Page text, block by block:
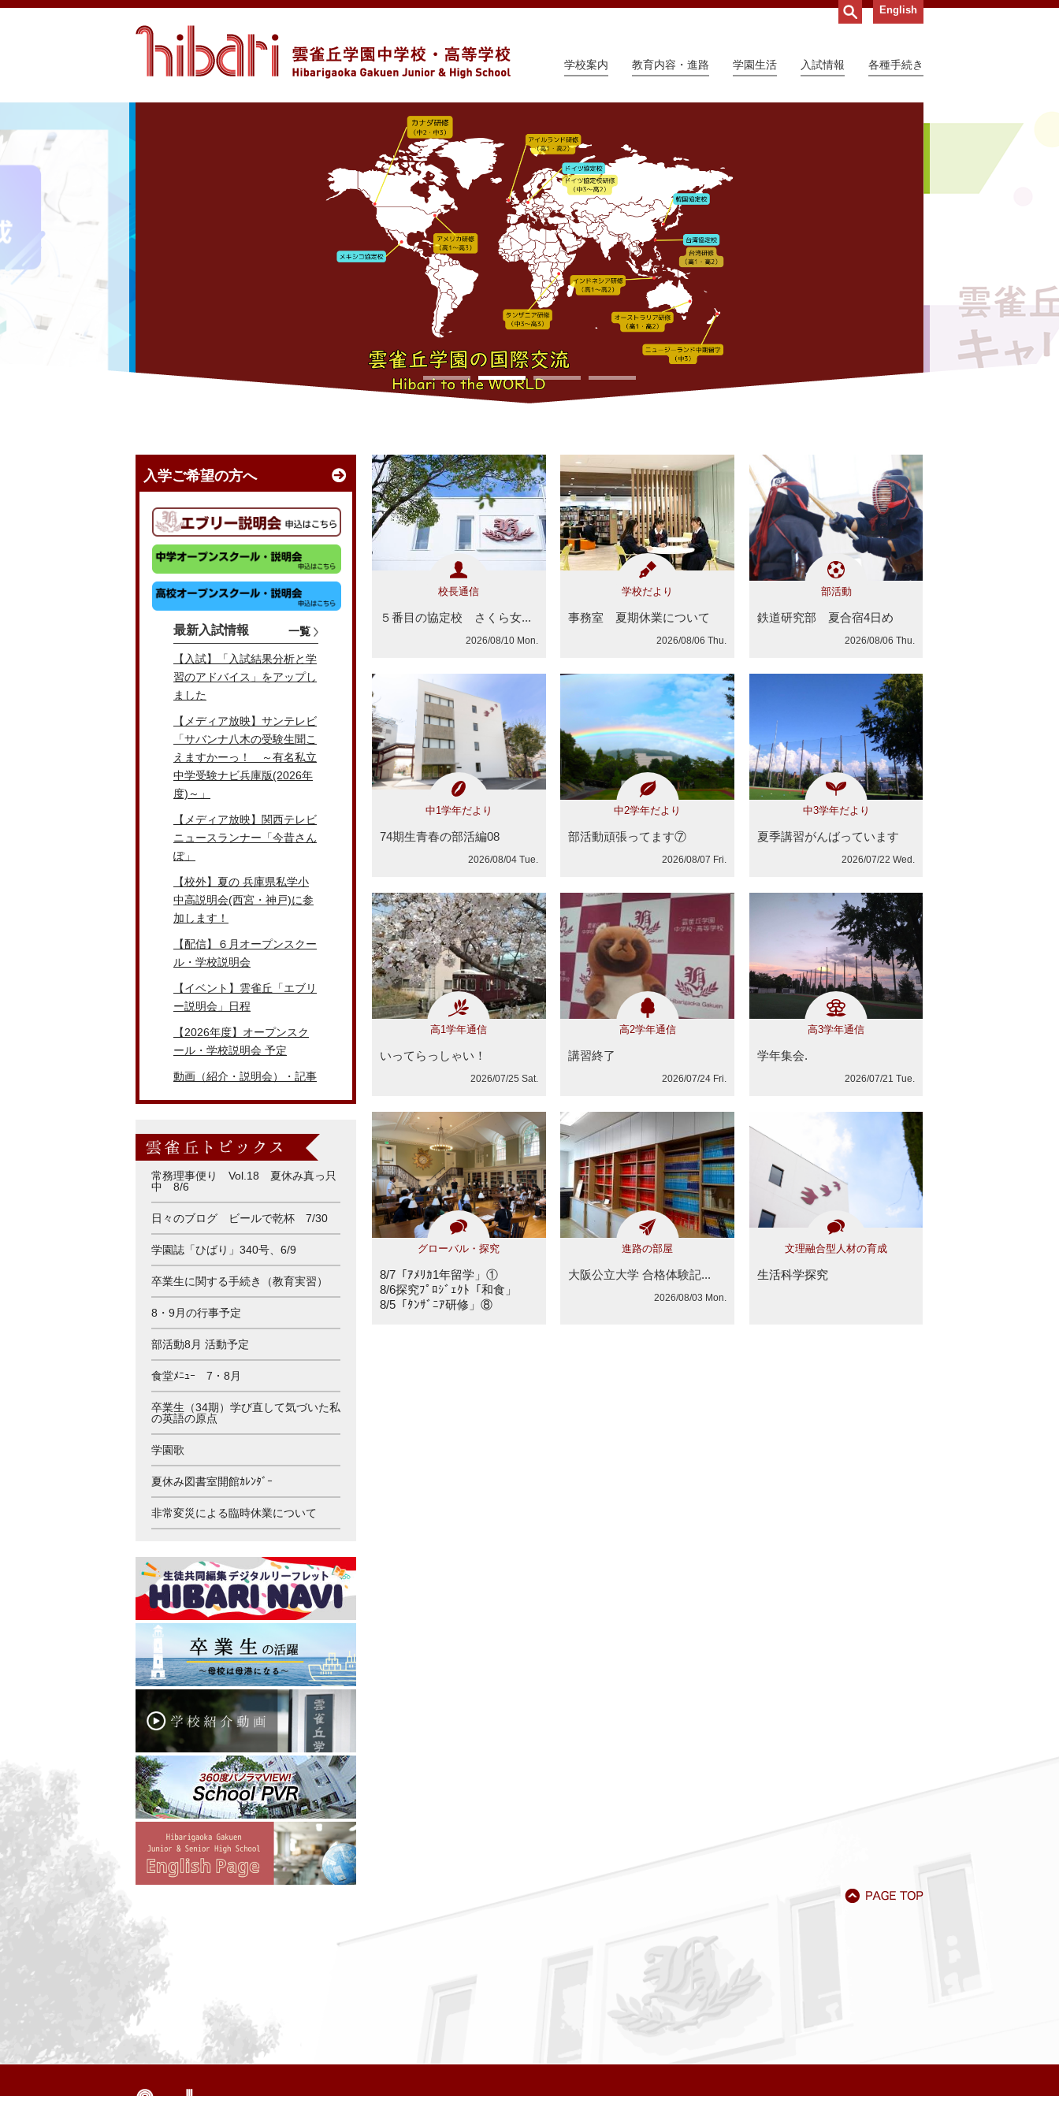
English
学校案内 教育内容・進路 学園生活 入試情報 各種手続き
1 2
入学ご希望の方へ
最新入試情報 一覧
【入試】「入試結果分析と学
習のアドバイス」をアップし
ました
【メディア放映】サンテレビ
「サバンナ八木の受験生聞こ
えますかーっ！ ～有名私立
中学受験ナビ兵庫版(2026年
度)～」
【メディア放映】関西テレビ
ニュースランナー「今昔さん
ぽ」
【校外】夏の 兵庫県私学小
中高説明会(西宮・神戸)に参
加します！
【配信】６月オープンスクー
ル・学校説明会
【イベント】雲雀丘「エブリ
ー説明会」日程
【2026年度】オープンスク
ール・学校説明会 予定
動画（紹介・説明会）・記事
常務理事便り Vol.18 夏休み真っ只
中 8/6
日々のブログ ビールで乾杯 7/30
学園誌「ひばり」340号、6/9
卒業生に関する手続き（教育実習）
8・9月の行事予定
部活動8月 活動予定
食堂ﾒﾆｭｰ 7・8月
卒業生（34期）学び直して気づいた私
の英語の原点
学園歌
夏休み図書室開館ｶﾚﾝﾀﾞｰ
非常変災による臨時休業について
校長通信
５番目の協定校 さくら女...
2026/08/10 Mon.
学校だより
事務室 夏期休業について
2026/08/06 Thu.
部活動
鉄道研究部 夏合宿4日め
2026/08/06 Thu.
中1学年だより
74期生青春の部活編08
2026/08/04 Tue.
中2学年だより
部活動頑張ってます⑦
2026/08/07 Fri.
中3学年だより
夏季講習がんばっています
2026/07/22 Wed.
高1学年通信
いってらっしゃい！
2026/07/25 Sat.
高2学年通信
講習終了
2026/07/24 Fri.
高3学年通信
学年集会.
2026/07/21 Tue.
グローバル・探究
8/7「ｱﾒﾘｶ1年留学」①
8/6探究ﾌﾟﾛｼﾞｪｸﾄ「和食」
8/5「ﾀﾝｻﾞﾆｱ研修」⑧
進路の部屋
大阪公立大学 合格体験記...
2026/08/03 Mon.
文理融合型人材の育成
生活科学探究